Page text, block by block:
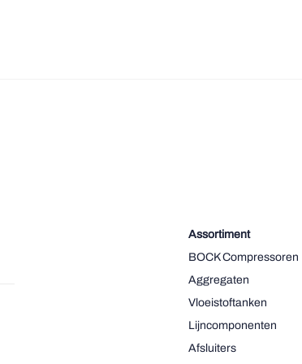
Assortiment
BOCK Compressoren
Aggregaten
Vloeistoftanken
Lijncomponenten
Afsluiters